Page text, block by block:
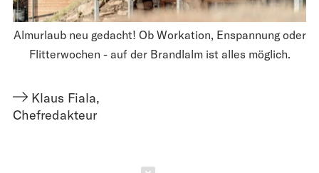
Almurlaub neu gedacht! Ob Workation, Enspannung oder
Flitterwochen - auf der Brandlalm ist alles möglich.
Klaus Fiala,
Chefredakteur